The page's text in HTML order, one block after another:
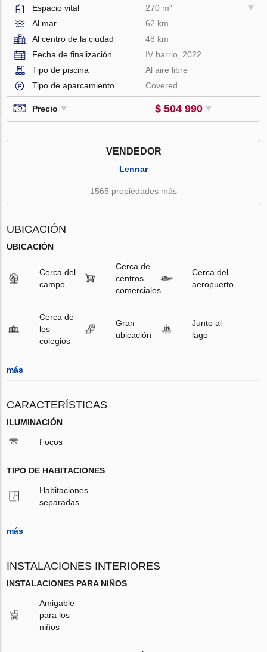
Espacio vital
270 m²
Al mar
62 km
Al centro de la ciudad
48 km
Fecha de finalización
IV barrio, 2022
Tipo de piscina
Al aire libre
Tipo de aparcamiento
Covered
Precio $ 504 990
VENDEDOR
Lennar
1565 propiedades más
UBICACIÓN
UBICACIÓN
Cerca del
campo
Cerca de
centros
comerciales
Cerca del
aeropuerto
Cerca de
los
colegios
Gran
ubicación
Junto al
lago
más
CARACTERÍSTICAS
ILUMINACIÓN
Focos
TIPO DE HABITACIONES
Habitaciones
separadas
más
INSTALACIONES INTERIORES
INSTALACIONES PARA NIÑOS
Amigable
para los
niños